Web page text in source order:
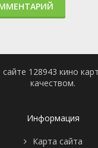
128943 кино
качеством.
Информация
Карта сайта